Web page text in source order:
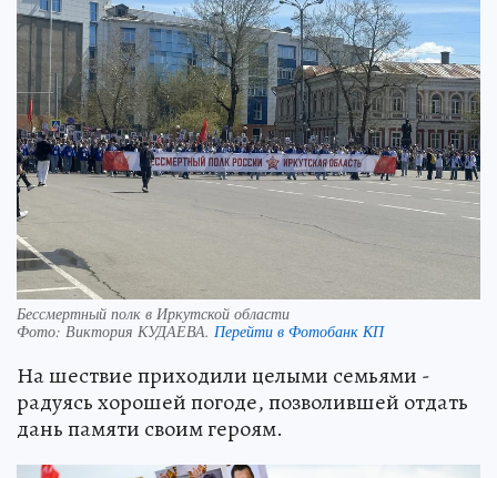
Бессмертный полк в Иркутской области
Фото: Виктория КУДАЕВА. Перейти в Фотобанк КП
На шествие приходили целыми семьями -
радуясь хорошей погоде, позволившей отдать
дань памяти своим героям.